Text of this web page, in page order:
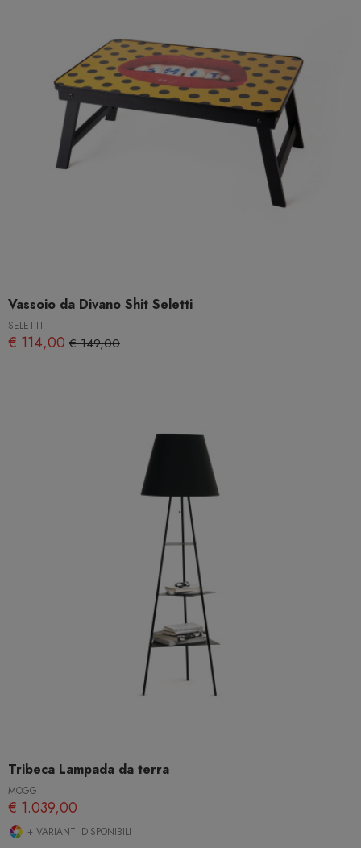
Vassoio da Divano Shit Seletti
SELETTI
€ 114,00 € 149,00
Tribeca Lampada da terra
MOGG
€ 1.039,00
+ VARIANTI DISPONIBILI